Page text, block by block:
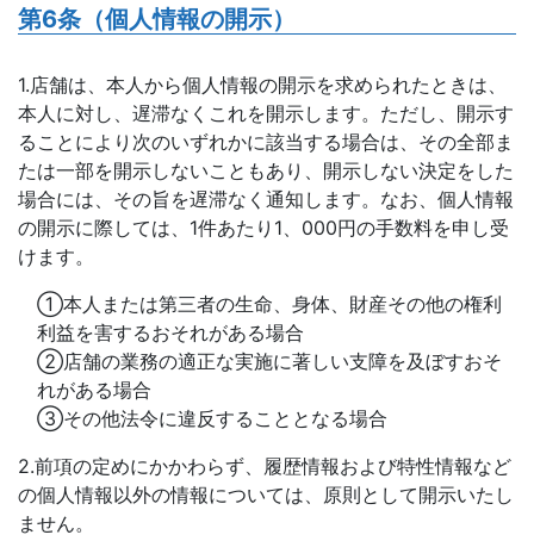
第6条（個人情報の開示）
1.店舗は、本人から個人情報の開示を求められたときは、
本人に対し、遅滞なくこれを開示します。ただし、開示す
ることにより次のいずれかに該当する場合は、その全部ま
たは一部を開示しないこともあり、開示しない決定をした
場合には、その旨を遅滞なく通知します。なお、個人情報
の開示に際しては、1件あたり1、000円の手数料を申し受
けます。
①本人または第三者の生命、身体、財産その他の権利
利益を害するおそれがある場合
②店舗の業務の適正な実施に著しい支障を及ぼすおそ
れがある場合
③その他法令に違反することとなる場合
2.前項の定めにかかわらず、履歴情報および特性情報など
の個人情報以外の情報については、原則として開示いたし
ません。